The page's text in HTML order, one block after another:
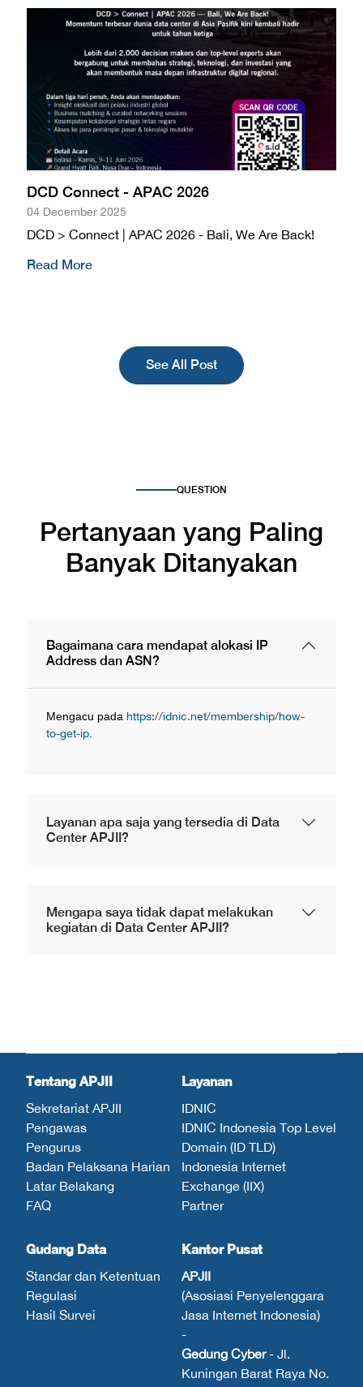
DCD Connect - APAC 2026
04 December 2025
DCD > Connect | APAC 2026 - Bali, We Are Back!
Read More
See All Post
QUESTION
Pertanyaan yang Paling
Banyak Ditanyakan
Bagaimana cara mendapat alokasi IP
Address dan ASN?
Mengacu pada https://idnic.net/membership/how-
to-get-ip
Layanan apa saja yang tersedia di Data
Center APJII?
Mengapa saya tidak dapat melakukan
kegiatan di Data Center APJII?
Tentang APJII
Sekretariat APJII
Pengawas
Pengurus
Badan Pelaksana Harian
Latar Belakang
FAQ
Layanan
IDNIC
IDNIC Indonesia Top Level
Domain (ID TLD)
Indonesia Internet
Exchange (IIX)
Partner
Gudang Data
Standar dan Ketentuan
Regulasi
Hasil Survei
Kantor Pusat
APJII
(Asosiasi Penyelenggara
Jasa Internet Indonesia)
-
Gedung Cyber- Jl.
Kuningan Barat Raya No.